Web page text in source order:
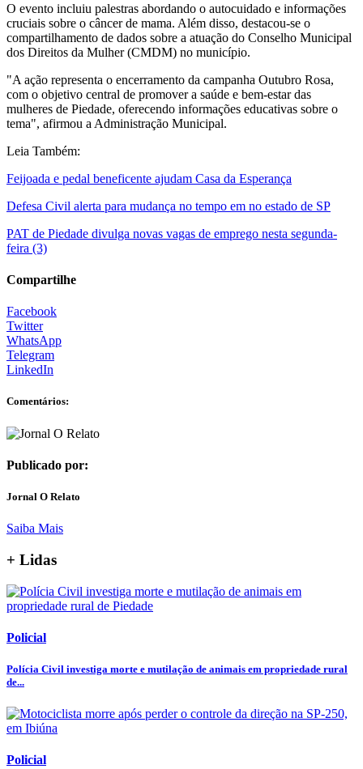
O evento incluiu palestras abordando o autocuidado e informações
cruciais sobre o câncer de mama. Além disso, destacou-se o
compartilhamento de dados sobre a atuação do Conselho Municipal
dos Direitos da Mulher (CMDM) no município.
"A ação representa o encerramento da campanha Outubro Rosa,
com o objetivo central de promover a saúde e bem-estar das
mulheres de Piedade, oferecendo informações educativas sobre o
tema", afirmou a Administração Municipal.
Leia Também:
Feijoada e pedal beneficente ajudam Casa da Esperança
Defesa Civil alerta para mudança no tempo em no estado de SP
PAT de Piedade divulga novas vagas de emprego nesta segunda-
feira (3)
Compartilhe
Facebook
Twitter
WhatsApp
Telegram
LinkedIn
Comentários:
Publicado por:
Jornal O Relato
Saiba Mais
+ Lidas
Policial
Polícia Civil investiga morte e mutilação de animais em propriedade rural
de...
Policial